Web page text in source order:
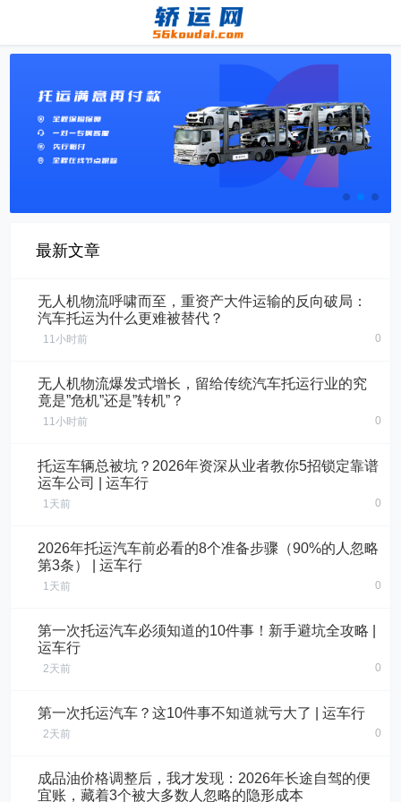
最新文章
无人机物流呼啸而至，重资产大件运输的反向破局：
汽车托运为什么更难被替代？
11小时前 0
无人机物流爆发式增长，留给传统汽车托运行业的究
竟是”危机”还是”转机”？
11小时前 0
托运车辆总被坑？2026年资深从业者教你5招锁定靠谱
运车公司 | 运车行
1天前 0
2026年托运汽车前必看的8个准备步骤（90%的人忽略
第3条） | 运车行
1天前 0
第一次托运汽车必须知道的10件事！新手避坑全攻略 |
运车行
2天前 0
第一次托运汽车？这10件事不知道就亏大了 | 运车行
2天前 0
成品油价格调整后，我才发现：2026年长途自驾的便
宜账，藏着3个被大多数人忽略的隐形成本